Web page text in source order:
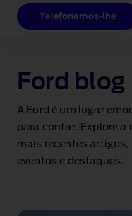
Telefonamos-lhe
Ford blog
A Ford é um lugar
para contar. Explore a
mais recentes
eventos e destaques.